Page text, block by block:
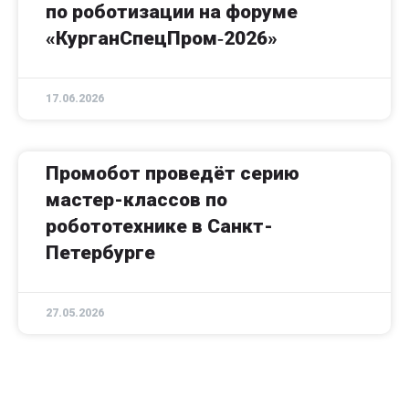
по роботизации на форуме
«КурганСпецПром‑2026»
17.06.2026
Промобот проведёт серию
мастер-классов по
робототехнике в Санкт-
Петербурге
27.05.2026